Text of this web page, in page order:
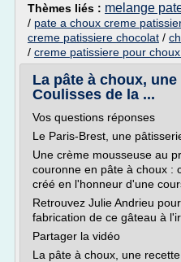
Thèmes liés : melange
/ pate a choux creme
creme patissiere chocolat /
/ creme patissiere pour
La pâte à choux,
Coulisses de la ...
Vos questions réponses
Le Paris-Brest, une
Une crème mousseuse au
couronne en pâte à choux :
créé en l'honneur d'une
Retrouvez Julie Andrieu
fabrication de ce gâteau à
Partager la vidéo
La pâte à choux, une